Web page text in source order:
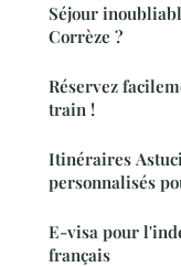
Séjour
Corrèze ?
Réservez
train !
Itinéraires
personnalisés
E-visa pour
français